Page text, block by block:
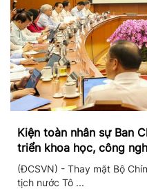
Kiện toàn nhân sự Ban
triển khoa học, công
chuyển đổi số
(ĐCSVN) - Thay mặt Bộ
tịch nước Tô ...